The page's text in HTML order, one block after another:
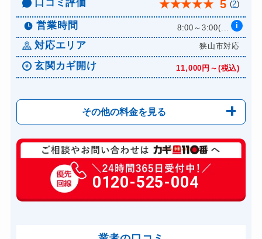
口コミ評価 ★★★★★ 5 (2)
営業時間 8:00～3:00(... i
対応エリア 狭山市対応
玄関カギ開け 11,000円～(税込)
その他の料金を見る
玄関カギ修理 6,600円～(税込)
玄関カギ交換 14,300円～(税込)
車カギ開け 13,200円～(税込)
0120-525-004